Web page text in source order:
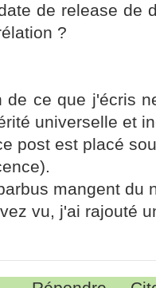
de release de
?
de ce que j'écris
universelle et
post est placé
mangent du
vu, j'ai rajouté